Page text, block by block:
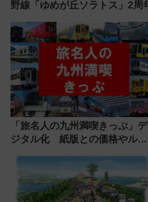
野線「ゆめが丘ソラトス」2
「旅名人の九州満喫きっぷ」デ
ジタル化 紙版との価格やルー